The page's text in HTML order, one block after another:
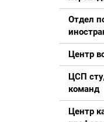
Отдел
Центр
ЦСП
команд
Центр